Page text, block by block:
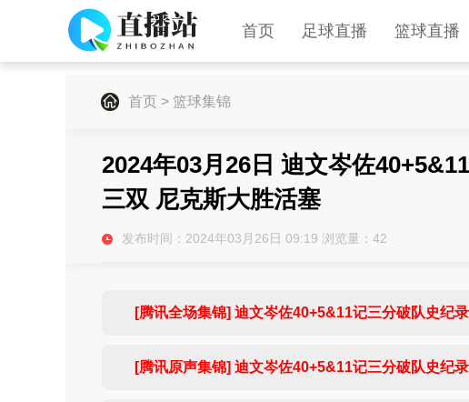
首页 足球直播 篮球直播
首页 > 篮球集锦
2024年03月26日 迪文岑佐
三双 尼克斯大胜活塞
发布时间：2024年03月26日 09:19 浏览量： 42
[腾讯全场集锦] 迪文岑佐40+5&11记三分破队史纪
[腾讯原声集锦] 迪文岑佐40+5&11记三分破队史纪